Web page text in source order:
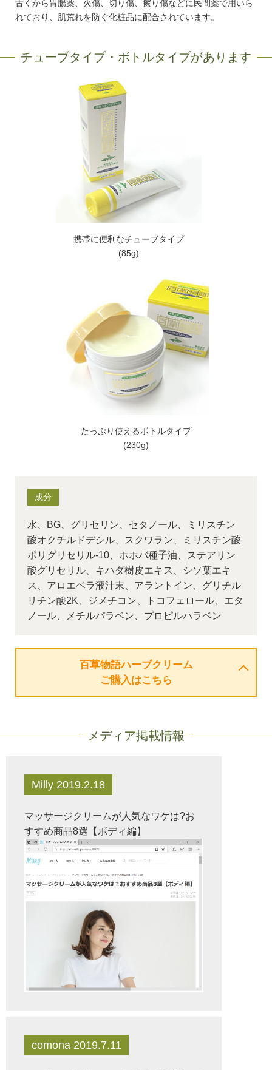
古くから胃腸薬、火傷、切り傷、擦り傷などに民間薬で用いら
れており、肌荒れを防ぐ化粧品に配合されています。
チューブタイプ・ボトルタイプがあります
携帯に便利なチューブタイプ
(85g)
たっぷり使えるボトルタイプ
(230g)
成分
水、BG、グリセリン、セタノール、ミリスチン
酸オクチルドデシル、スクワラン、ミリスチン酸
ポリグリセリル-10、ホホバ種子油、ステアリン
酸グリセリル、キハダ樹皮エキス、シソ葉エキ
ス、アロエベラ液汁末、アラントイン、グリチル
リチン酸2K、ジメチコン、トコフェロール、エタ
ノール、メチルパラベン、プロピルパラベン
百草物語ハーブクリーム
ご購入はこちら
メディア掲載情報
Milly 2019.2.18
マッサージクリームが人気なワケは?お
すすめ商品8選【ボディ編】
comona 2019.7.11